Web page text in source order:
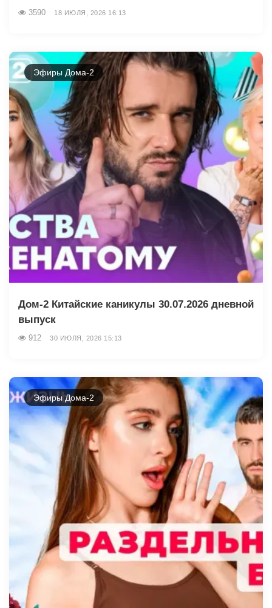
3590 18 ИЮЛЯ, 2026 16:13
Эфиры Дома-2
Дом-2 Китайские каникулы 30.07.2026 дневной
выпуск
912 30 ИЮЛЯ, 2026 15:13
Эфиры Дома-2